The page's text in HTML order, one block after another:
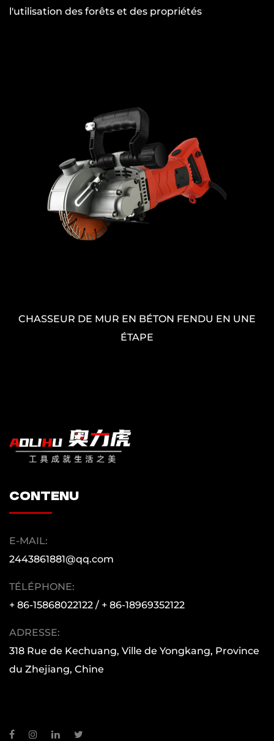
l'utilisation des forêts et des propriétés
Chaser mural à fente de démarrage sans
poussière
contenu
E-MAIL:
2443861881@qq.com
TÉLÉPHONE:
+ 86-15868022122 / + 86-18969352122
ADRESSE:
318 Rue de Kechuang, Ville de Yongkang, Province
du Zhejiang, Chine